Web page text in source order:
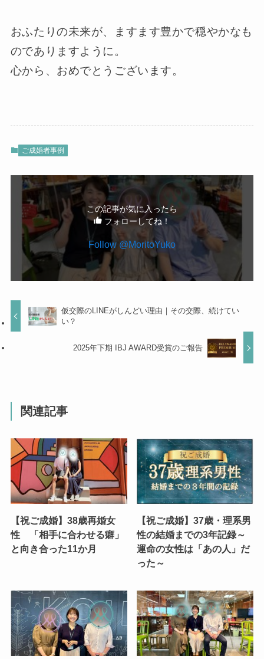
おふたりの未来が、ますます豊かで穏やかなも
のでありますように。
心から、おめでとうございます。
ご成婚者事例
この記事が気に入ったら
フォローしてね！
Follow @MoritoYuko
仮交際のLINEがしんどい理由｜その交際、続けてい
い？
2025年下期 IBJ AWARD受賞のご報告
関連記事
【祝ご成婚】38歳再婚女
性 「相手に合わせる癖」
と向き合った11か月
【祝ご成婚】37歳・理系男
性の結婚までの3年記録～
運命の女性は「あの人」だ
った～